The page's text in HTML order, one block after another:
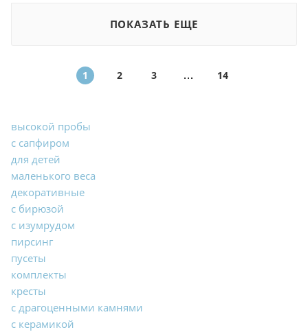
ПОКАЗАТЬ ЕЩЕ
1 2 3 14
высокой пробы
с сапфиром
для детей
маленького веса
декоративные
с бирюзой
с изумрудом
пирсинг
пусеты
комплекты
кресты
с драгоценными камнями
с керамикой